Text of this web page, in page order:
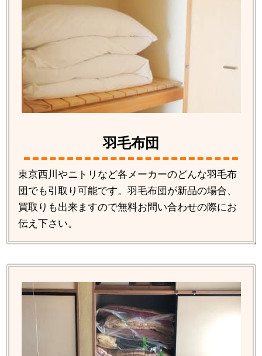
羽毛布団
東京西川やニトリなど各メーカーのどんな羽毛布
団でも引取り可能です。羽毛布団が新品の場合、
買取りも出来ますので無料お問い合わせの際にお
伝え下さい。